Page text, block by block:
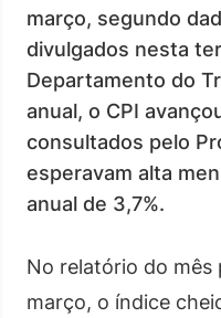
março, segundo
divulgados nesta
Departamento do
anual, o CPI
consultados pelo
esperavam alta
anual de 3,7%.
No relatório do mês
março, o índice